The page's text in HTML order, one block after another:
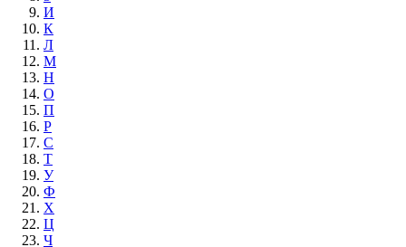
И
К
Л
М
Н
О
П
Р
С
Т
У
Ф
Х
Ц
Ч